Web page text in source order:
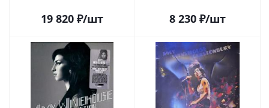
19 820 ₽/шт 8 230 ₽/шт